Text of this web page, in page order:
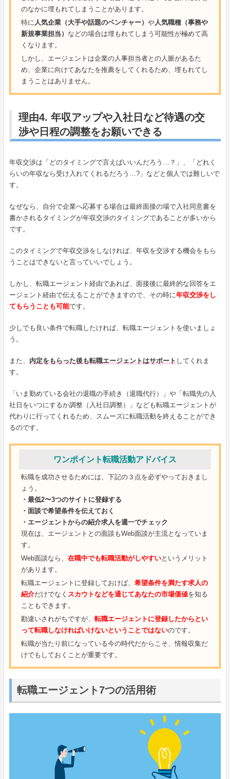
のなかに埋もれてしまうことがあります。
特に人気企業（大手や話題のベンチャー） や人気職種（事務や
新規事業担当） などの場合は埋もれてしまう可能性が極めて高
くなります。
しかし、エージェントは企業の人事担当者との人脈があるた
め、企業に向けてあなたを推薦をしてくれるため、埋もれてし
まうことはありません。
理由4. 年収アップや入社日など待遇の交
渉や日程の調整をお願いできる
年収交渉は「どのタイミングで言えばいいんだろう…？」、「どれく
らいの年収なら受け入れてくれるだろう…?」などと個人では難しいで
す。
なぜなら、自分で企業へ応募する場合は最終面接の場で入社同意書を
書かされるタイミングが年収交渉のタイミングであることが多いから
です。
このタイミングで年収交渉をしなければ、年収を交渉する機会をもら
うことはできないと言っていいでしょう。
しかし、転職エージェント経由であれば、面接後に最終的な回答をエ
ージェント経由で伝えることができますので、その時に年収交渉をし
てもらうことも可能です。
少しでも良い条件で転職したければ、転職エージェントを使いましょ
う。
また、 内定をもらった後も転職エージェントはサポートしてくれま
す。
「いま勤めている会社の退職の手続き（退職代行）」や「転職先の入
社日をいつにするか調整（入社日調整）」なども転職エージェントが
代わりに行ってくれるため、スムーズに転職活動を終えることができ
るのです。
ワンポイント転職活動アドバイス
転職を成功させるためには、下記の３点を必ずやっておきまし
ょう。
・最低2〜3つのサイトに登録する
・面談で希望条件を伝えておく
・エージェントからの紹介求人を週一でチェック
現在は、エージェントとの面談もWeb面談が主流となっていま
す。
Web面談なら、 在職中でも転職活動がしやすいというメリット
があります。
転職エージェントに登録しておけば、 希望条件を満たす求人の
紹介だけでなく スカウトなどを通じてあなたの市場価値を知る
こともできます。
勘違いされがちですが、 転職エージェントに登録したからとい
って転職しなければいけないということではないのです。
転職が当たり前になっている今の時代だからこそ、情報収集だ
けでもしておくことが重要です。
転職エージェント7つの活用術